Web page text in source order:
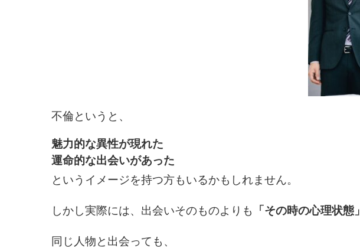
不倫というと、
魅力的な異性が現れた
運命的な出会いがあった
というイメージを持つ方もいるかもしれません。
しかし実際には、出会いそのものよりも 「その時の心理状態」
同じ人物と出会っても、